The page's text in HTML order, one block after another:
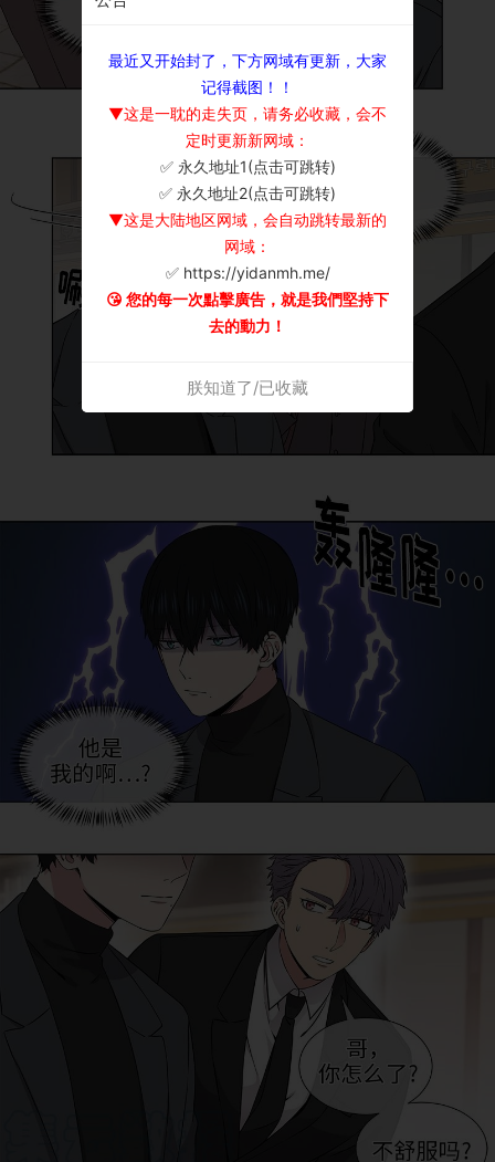
最近又开始封了，下方网域有更新，大家
记得截图！！
▼这是一耽的走失页，请务必收藏，会不
定时更新新网域：
✅ 永久地址1(点击可跳转)
✅ 永久地址2(点击可跳转)
▼这是大陆地区网域，会自动跳转最新的
网域：
✅ https://yidanmh.me/
😘 您的每一次點擊廣告，就是我們堅持下
去的動力！
朕知道了/已收藏